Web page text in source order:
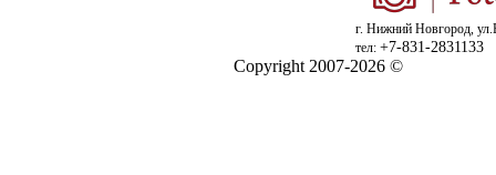
г. Нижний Новгород,
тел: +7-831-2831133
Copyright 2007-2026 ©